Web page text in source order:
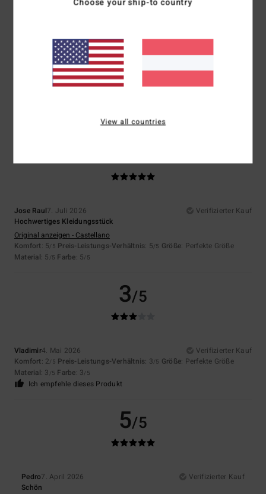
Zu klein Zu groß
4.0
Farbe
5/5
Jose Raul7. Juli 2026
Verifizierter Kauf
Hochwertiges Kleidungsstück
Original anzeigen - Castellano
Komfort: 5/5 Preis-Leistungs-Verhältnis: 5/5 Größe: Perfekte Größe
Material: 5 /5 Farbe: 5/5
3/5
Vladimir4. Mai 2026
Verifizierter Kauf
Komfort: 2/5 Preis-Leistungs-Verhältnis: 3/5 Größe: Perfekte Größe
Material: 3 /5 Farbe: 3/5
Ich empfehle dieses Produkt
5/5
Pedro7. April 2026
Verifizierter Kauf
Schön
View all countries